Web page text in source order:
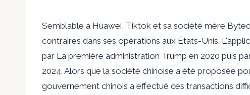
Semblable à Huawei, Tiktok et sa société mère
contraires dans ses opérations aux États-Unis.
par La première administration Trump en 2020 puis
2024. Alors que la société chinoise a été proposée
gouvernement chinois a effectué ces transactions